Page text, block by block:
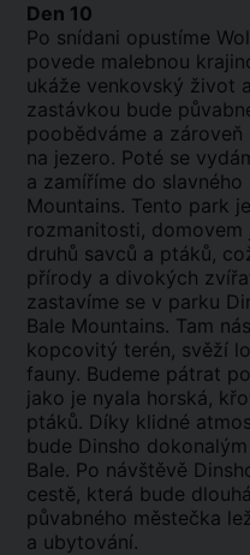
Den 10
Po snídani opustíme
povede malebnou
ukáže venkovský život
zastávkou bude
poobědváme a
na jezero. Poté se
a zamíříme do
Mountains. Tento park
rozmanitosti, domovem
druhů savců a ptáků,
přírody a divokých
zastavíme se v parku
Bale Mountains. Tam
kopcovitý terén, svěží
fauny. Budeme pátrat
jako je nyala horská,
ptáků. Díky klidné
bude Dinsho
Bale. Po návštěvě
cestě, která bude
půvabného městečka
a ubytování.